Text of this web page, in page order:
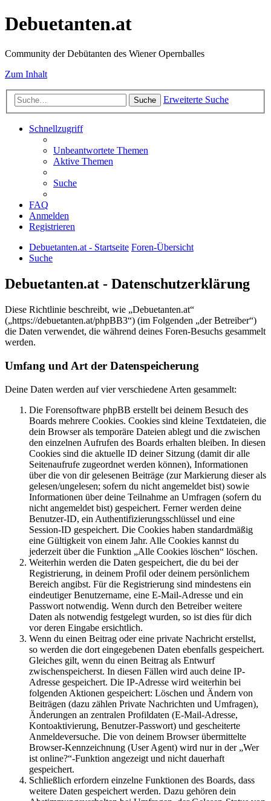
Debuetanten.at
Community der Debütanten des Wiener Opernballes
Zum Inhalt
Suche Erweiterte Suche
Schnellzugriff
Unbeantwortete Themen
Aktive Themen
Suche
FAQ
Anmelden
Registrieren
Debuetanten.at - Startseite Foren-Übersicht
Suche
Debuetanten.at - Datenschutzerklärung
Diese Richtlinie beschreibt, wie „Debuetanten.at“
(„https://debuetanten.at/phpBB3“) (im Folgenden „der Betreiber“)
die Daten verwendet, die während deines Foren-Besuchs gesammelt
werden.
Umfang und Art der Datenspeicherung
Deine Daten werden auf vier verschiedene Arten gesammelt:
Die Forensoftware phpBB erstellt bei deinem Besuch des
Boards mehrere Cookies. Cookies sind kleine Textdateien, die
dein Browser als temporäre Dateien ablegt und die zwischen
den einzelnen Aufrufen des Boards erhalten bleiben. In diesen
Cookies sind die aktuelle ID deiner Sitzung (damit dir alle
Seitenaufrufe zugeordnet werden können), Informationen
über die von dir gelesenen Beiträge (zur Markierung dieser als
gelesen/ungelesen; sofern du nicht angemeldet bist) sowie
Informationen über deine Teilnahme an Umfragen (sofern du
nicht angemeldet bist) gespeichert. Ferner werden deine
Benutzer-ID, ein Authentifizierungsschlüssel und eine
Session-ID gespeichert. Die Cookies haben standardmäßig
eine Gültigkeit von einem Jahr. Alle Cookies kannst du
jederzeit über die Funktion „Alle Cookies löschen“ löschen.
Weiterhin werden die Daten gespeichert, die du bei der
Registrierung, in deinem Profil oder deinem persönlichem
Bereich angibst. Für die Registrierung sind mindestens ein
eindeutiger Benutzername, eine E-Mail-Adresse und ein
Passwort notwendig. Wenn durch den Betreiber weitere
Daten als notwendig festgelegt wurden, so ist dies für dich
vor deren Eingabe ersichtlich.
Wenn du einen Beitrag oder eine private Nachricht erstellst,
so werden die dort eingegebenen Daten ebenfalls gespeichert.
Gleiches gilt, wenn du einen Beitrag als Entwurf
zwischenspeicherst. In diesen Fällen wird auch deine IP-
Adresse gespeichert. Die IP-Adresse wird weiterhin bei
folgenden Aktionen gespeichert: Löschen und Ändern von
Beiträgen (dazu zählen Private Nachrichten und Umfragen),
Änderungen an zentralen Profildaten (E-Mail-Adresse,
Kontoaktivierung, Benutzer-Passwort) und gescheiterte
Anmeldeversuche. Die von deinem Browser übermittelte
Browser-Kennzeichnung (User Agent) wird nur in der „Wer
ist online?“-Funktion angezeigt und nicht dauerhaft
gespeichert.
Schließlich erfordern einzelne Funktionen des Boards, dass
weitere Daten gespeichert werden. Dazu gehören dein